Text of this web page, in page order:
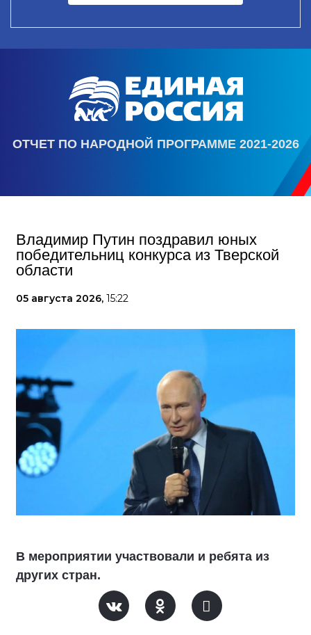
ОТЧЕТ ПО НАРОДНОЙ ПРОГРАММЕ 2021-2026
Владимир Путин поздравил юных
победительниц конкурса из Тверской
области
05 августа 2026, 15:22
В мероприятии участвовали и ребята из
других стран.